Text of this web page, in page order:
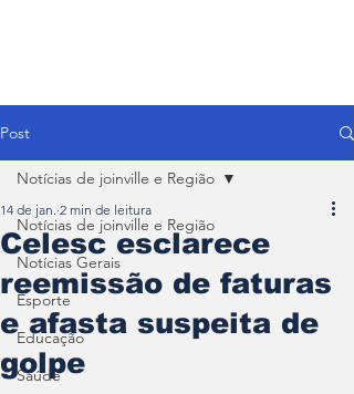
Post
Notícias de joinville e Região
Notícias Gerais
Esporte
Educação
Saúde
Notícias de joinville e Região
Celesc esclarece
reemissão de faturas
e afasta suspeita de
golpe
14 de jan. 2 min de leitura